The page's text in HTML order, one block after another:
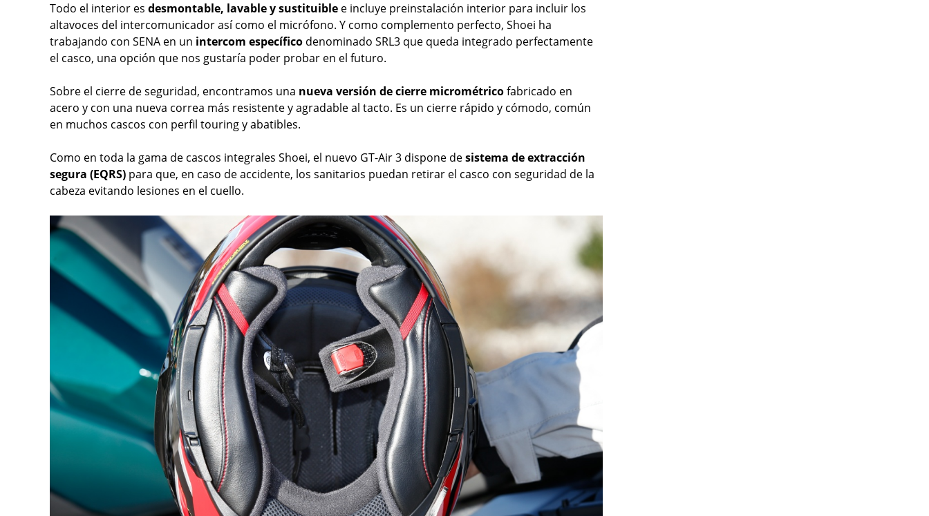
Todo el interior es desmontable, lavable y sustituible e incluye preinstalación interior para incluir los
altavoces del intercomunicador así como el micrófono. Y como complemento perfecto, Shoei ha
trabajando con SENA en un intercom específico denominado SRL3 que queda integrado perfectamente
el casco, una opción que nos gustaría poder probar en el futuro.
Sobre el cierre de seguridad, encontramos una nueva versión de cierre micrométricofabricado en
acero y con una nueva correa más resistente y agradable al tacto. Es un cierre rápido y cómodo, común
en muchos cascos con perfil touring y abatibles.
Como en toda la gama de cascos integrales Shoei, el nuevo GT-Air 3 dispone desistema de extracción
segura (EQRS) para que, en caso de accidente, los sanitarios puedan retirar el casco con seguridad de la
cabeza evitando lesiones en el cuello.